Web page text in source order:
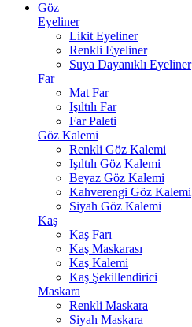
Göz
Eyeliner
Likit Eyeliner
Renkli Eyeliner
Suya Dayanıklı Eyeliner
Far
Mat Far
Işıltılı Far
Far Paleti
Göz Kalemi
Renkli Göz Kalemi
Işıltılı Göz Kalemi
Beyaz Göz Kalemi
Kahverengi Göz Kalemi
Siyah Göz Kalemi
Kaş
Kaş Farı
Kaş Maskarası
Kaş Kalemi
Kaş Şekillendirici
Maskara
Renkli Maskara
Siyah Maskara